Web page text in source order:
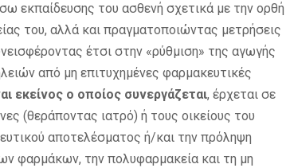
εκπαίδευσης του ασθενή σχετικά με την ορθή
του, αλλά και πραγματοποιώντας μετρήσεις
έτσι στην «ρύθμιση» της αγωγής
από μη επιτυχημένες φαρμακευτικές
εκείνος ο οποίος συνεργάζεται, έρχεται σε
(θεράποντας ιατρό) ή τους οικείους του
αποτελέσματος ή/και την πρόληψη
φαρμάκων, την πολυφαρμακεία και τη μη